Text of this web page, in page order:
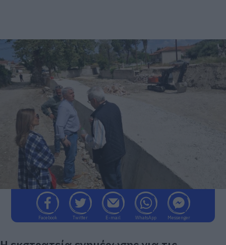
Facebook Twitter E-mail WhatsApp Messenger